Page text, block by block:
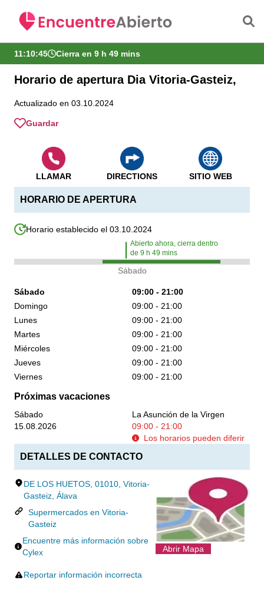
11:10:45 Cierra en 9 h 49 mins
Horario de apertura Dia Vitoria-Gasteiz,
Actualizado en 03.10.2024
Guardar
HORARIO DE APERTURA
Horario establecido el 03.10.2024
Abierto ahora, cierra dentro
de 9 h 49 mins
Sábado
Sábado
09:00 - 21:00
Domingo
09:00 - 21:00
Lunes
09:00 - 21:00
Martes
09:00 - 21:00
Miércoles
09:00 - 21:00
Jueves
09:00 - 21:00
Viernes
09:00 - 21:00
Próximas vacaciones
Sábado
La Asunción de la Virgen
15.08.2026
09:00 - 21:00
Los horarios pueden diferir
DETALLES DE CONTACTO
DE LOS HUETOS, 01010, Vitoria-
Gasteiz, Álava
Supermercados en Vitoria-
Gasteiz
Encuentre más información sobre
Cylex
Reportar información incorrecta
Abrir Mapa
LLAMAR DIRECTIONS SITIO WEB